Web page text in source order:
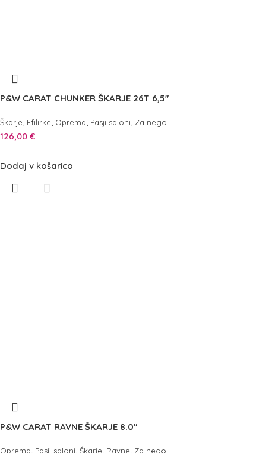
P&W CARAT CHUNKER ŠKARJE 26T 6,5″
Škarje, Efilirke, Oprema, Pasji saloni, Za nego
126,00 €
Dodaj v košarico
P&W CARAT RAVNE ŠKARJE 8.0″
Oprema Pasji saloni Škarje Ravne Za nego